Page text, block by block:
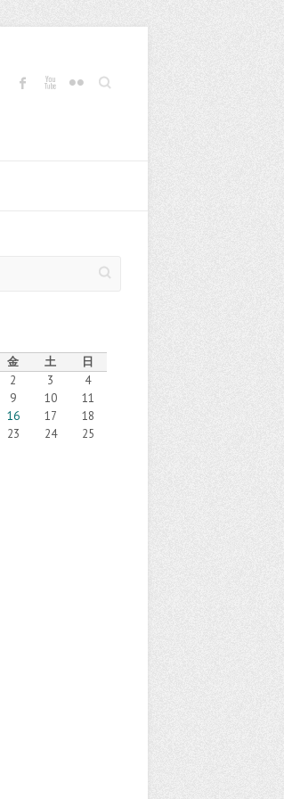
Search
金 土
日
2 3
4
9 10
11
16 17
18
23 24
25